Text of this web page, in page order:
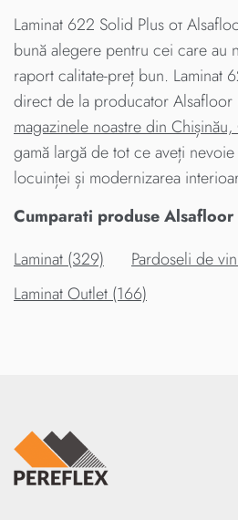
Laminat 622 Solid Plus от
bună alegere pentru cei care au
raport calitate-preț bun. Laminat
direct de la producator Alsafloor
magazinele noastre din
gamă largă de tot ce aveți
locuinței și modernizarea
Cumparati produse Alsafloor
Laminat (329)
Pardoseli de
Laminat Outlet (166)